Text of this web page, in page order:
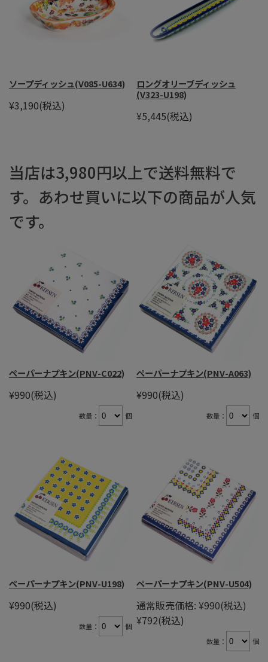
ソープディッシュ(V085-U634)
¥3,190(税込)
ロングオリーブディッシュ
(V323-U198)
¥5,445(税込)
当店は3,980円以上で送料無料で
す。あわせ買いに以下の商品が人気
です。
ペーパーナプキン(PNV-C022)
¥990(税込)
数量： 個
ペーパーナプキン(PNV-A063)
¥990(税込)
数量： 個
ペーパーナプキン(PNV-U198)
¥990(税込)
数量： 個
ペーパーナプキン(PNV-U504)
通常販売価格: ¥990(税込)
¥792(税込)
数量： 個